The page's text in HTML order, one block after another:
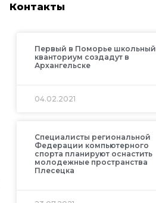
Контакты
Первый в Поморье школьный
кванториум создадут в
Архангельске
04.02.2021
Специалисты региональной
Федерации компьютерного
спорта планируют оснастить
молодежные пространства
Плесецка